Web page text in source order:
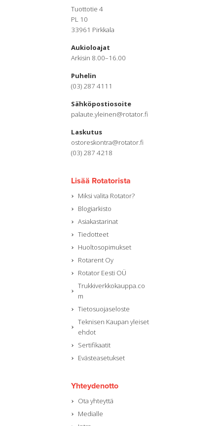
Tuottotie 4
PL 10
33961 Pirkkala
Aukioloajat
Arkisin 8.00–16.00
Puhelin
(03) 287 4111
Sähköpostiosoite
palaute.yleinen@rotator.fi
Laskutus
ostoreskontra@rotator.fi
(03) 287 4218
Lisää Rotatorista
Miksi valita Rotator?
Blogiarkisto
Asiakastarinat
Tiedotteet
Huoltosopimukset
Rotarent Oy
Rotator Eesti OÜ
Trukkiverkkokauppa.co
m
Tietosuojaseloste
Teknisen Kaupan yleiset
ehdot
Sertifikaatit
Evästeasetukset
Yhteydenotto
Ota yhteyttä
Medialle